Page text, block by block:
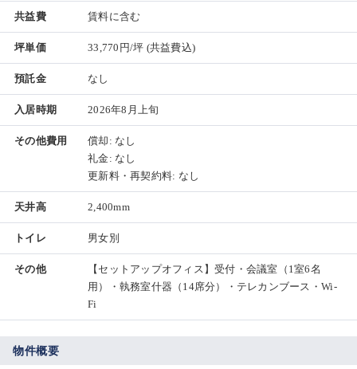
共益費 賃料に含む
坪単価 33,770円/坪 (共益費込)
預託金 なし
入居時期 2026年8月上旬
その他費用
償却: なし
礼金: なし
更新料・再契約料: なし
天井高 2,400mm
トイレ 男女別
その他
【セットアップオフィス】受付・会議室（1室6名
用）・執務室什器（14席分）・テレカンブース・Wi-
Fi
物件概要